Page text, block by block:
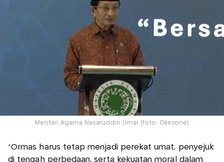
Menteri Agama Nasaruddin Umar (foto: Okezone)
"Ormas harus tetap menjadi perekat umat, penyejuk
di tengah perbedaan, serta kekuatan moral dalam